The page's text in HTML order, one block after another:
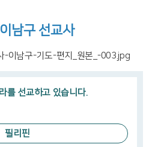
남구 선교사
를 선교하고 있습니다.
필리핀